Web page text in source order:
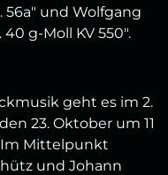
56a" und Wolfgang
g-Moll KV 550".
geht es im 2.
23. Oktober um 11
Im Mittelpunkt
und Johann